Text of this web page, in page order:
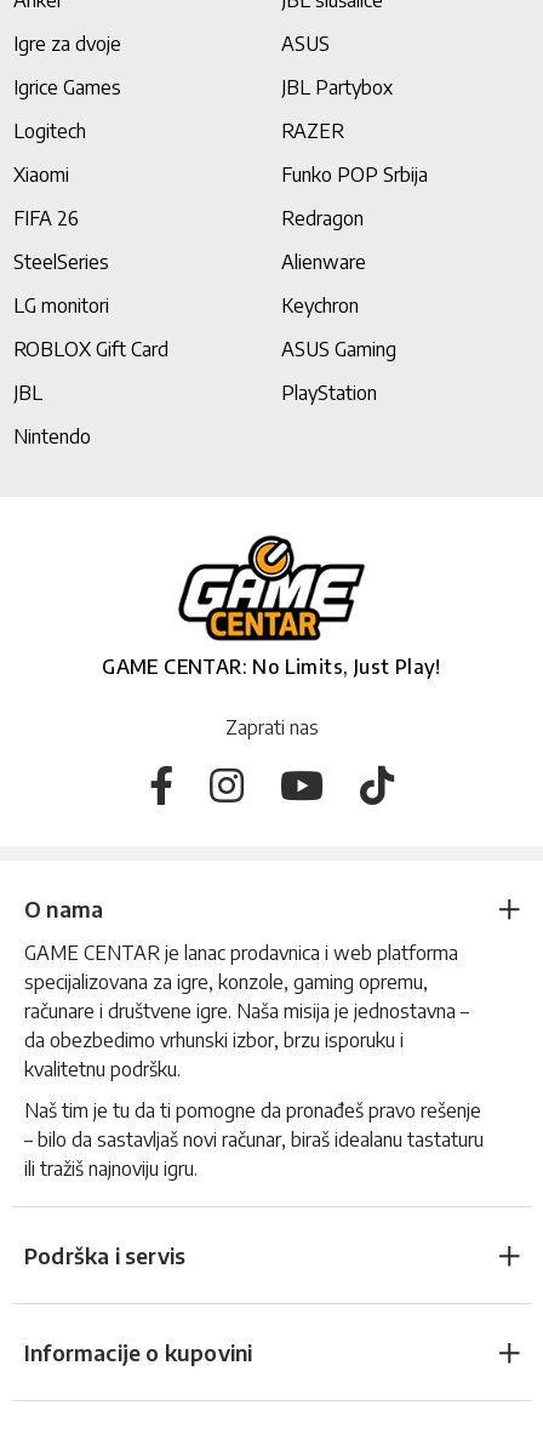
Igre za dvoje
ASUS
Igrice Games
JBL Partybox
Logitech
RAZER
Xiaomi
Funko POP Srbija
FIFA 26
Redragon
SteelSeries
Alienware
LG monitori
Keychron
ROBLOX Gift Card
ASUS Gaming
JBL
PlayStation
Nintendo
GAME CENTAR: No Limits, Just Play!
Zaprati nas
O nama
GAME CENTAR je lanac prodavnica i web platforma
specijalizovana za igre, konzole, gaming opremu,
računare i društvene igre. Naša misija je jednostavna –
da obezbedimo vrhunski izbor, brzu isporuku i
kvalitetnu podršku.
Naš tim je tu da ti pomogne da pronađeš pravo rešenje
– bilo da sastavljaš novi računar, biraš idealanu tastaturu
ili tražiš najnoviju igru.
Podrška i servis
Informacije o kupovini